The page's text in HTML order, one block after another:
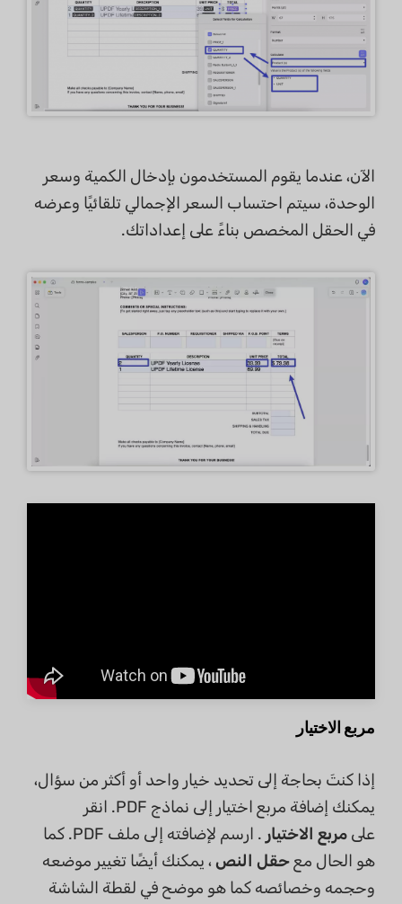
الآن، عندما يقوم المستخدمون بإدخال الكمية وسعر
الوحدة، سيتم احتساب السعر الإجمالي تلقائيًا وعرضه
في الحقل المخصص بناءً على إعداداتك.
مربع الاختيار
إذا كنتَ بحاجة إلى تحديد خيار واحد أو أكثر من سؤال،
يمكنك إضافة مربع اختيار إلى نماذج PDF. انقر
على مربع الاختيار
. ارسم لإضافته إلى ملف PDF. كما
هو الحال مع حقل النص ، يمكنك أيضًا تغيير موضعه
وحجمه وخصائصه كما هو موضح في لقطة الشاشة